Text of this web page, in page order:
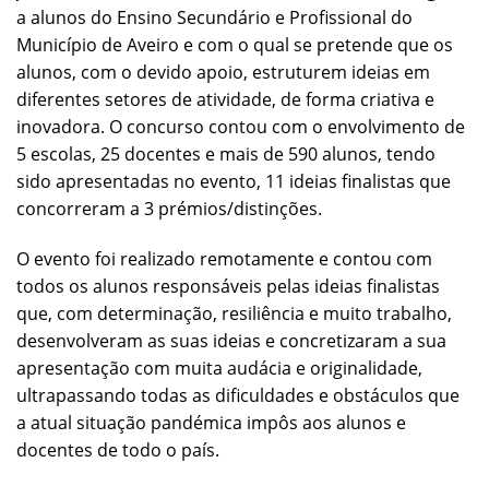
a alunos do Ensino Secundário e Profissional do
Município de Aveiro e com o qual se pretende que os
alunos, com o devido apoio, estruturem ideias em
diferentes setores de atividade, de forma criativa e
inovadora. O concurso contou com o envolvimento de
5 escolas, 25 docentes e mais de 590 alunos, tendo
sido apresentadas no evento, 11 ideias finalistas que
concorreram a 3 prémios/distinções.
O evento foi realizado remotamente e contou com
todos os alunos responsáveis pelas ideias finalistas
que, com determinação, resiliência e muito trabalho,
desenvolveram as suas ideias e concretizaram a sua
apresentação com muita audácia e originalidade,
ultrapassando todas as dificuldades e obstáculos que
a atual situação pandémica impôs aos alunos e
docentes de todo o país.